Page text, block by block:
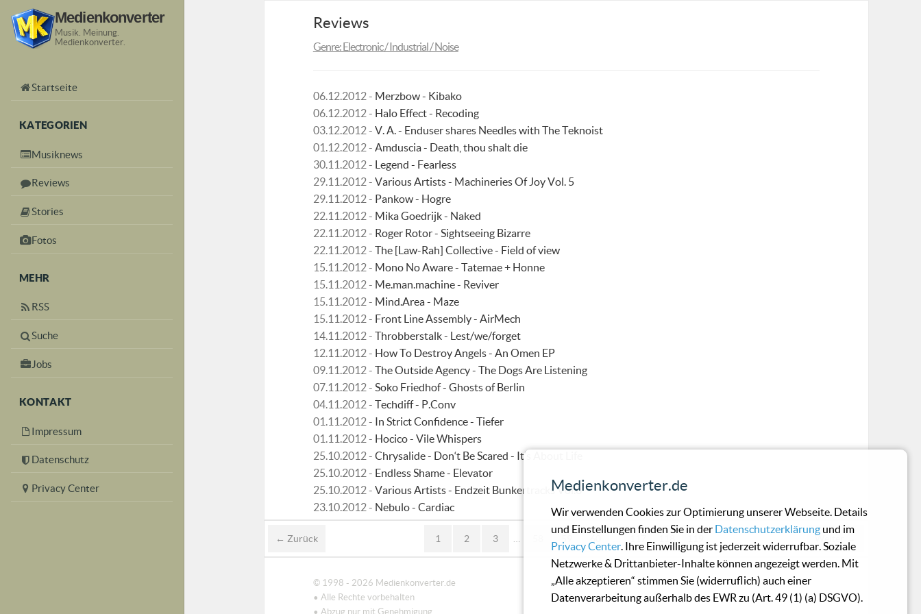
Medienkonverter
Musik. Meinung.
Medienkonverter.
Startseite
KATEGORIEN
Musiknews
Reviews
Stories
Fotos
MEHR
RSS
Suche
Jobs
KONTAKT
Impressum
Datenschutz
Privacy Center
Reviews
Genre: Electronic / Industrial / Noise
06.12.2012 - Merzbow - Kibako
06.12.2012 - Halo Effect - Recoding
03.12.2012 - V. A. - Enduser shares Needles with The Teknoist
01.12.2012 - Amduscia - Death, thou shalt die
30.11.2012 -
Legend - Fearless
29.11.2012 - Various Artists - Machineries Of Joy Vol. 5
29.11.2012 - Pankow - Hogre
22.11.2012 - Mika Goedrijk - Naked
22.11.2012 - Roger Rotor - Sightseeing Bizarre
22.11.2012 - The [Law-Rah] Collective - Field of view
15.11.2012 - Mono No Aware - Tatemae + Honne
15.11.2012 - Me.man.machine - Reviver
15.11.2012 - Mind.Area - Maze
15.11.2012 - Front Line Assembly - AirMech
14.11.2012 - Throbberstalk - Lest/we/forget
12.11.2012 - How To Destroy Angels - An Omen EP
09.11.2012 - The Outside Agency - The Dogs Are Listening
07.11.2012 - Soko Friedhof - Ghosts of Berlin
04.11.2012 - Techdiff - P.Conv
01.11.2012 - In Strict Confidence - Tiefer
01.11.2012 - Hocico - Vile Whispers
25.10.2012 - Chrysalide - Don‘t Be Scared - It’s About Life
25.10.2012 - Endless Shame - Elevator
25.10.2012 - Various Artists - Endzeit Bunkertracks Vol.6
23.10.2012 - Nebulo - Cardiac
← Zurück 1 2 3 … … Weiter →
© 1998 - 2026 Medienkonverter.de
• Alle Rechte vorbehalten
• Abzug nur mit Genehmigung
Medienkonverter.de
Wir verwenden Cookies zur Optimierung unserer Webseite. Details
und Einstellungen finden Sie in der Datenschutzerklärung und im
Privacy Center. Ihre Einwilligung ist jederzeit widerrufbar. Soziale
Netzwerke & Drittanbieter-Inhalte können angezeigt werden. Mit
„Alle akzeptieren“ stimmen Sie (widerruflich) auch einer
Datenverarbeitung außerhalb des EWR zu (Art. 49 (1) (a) DSGVO).